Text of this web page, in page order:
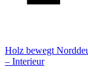
Holz bewegt
– Interieur